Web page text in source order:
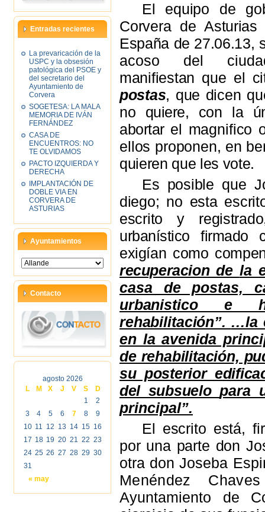
Entradas recientes
La prevaricación de la
USPC y la obsesión
patológica del PSOE y
del secretario del
Ayuntamiento de
Corvera
SOGETESA: LA MALA
MEMORIA DE IVÁN
FERNÁNDEZ
CASA DE
ENCUENTROS: NO
TE OLVIDAMOS
PACTO IZQUIERDA Y
DERECHA
IMPLANTACIÓN DE
DOBLE VIA EN
CORVERA DE
ASTURIAS
Ayuntamientos
Contacto
agosto 2026
L
M X J V S D
« may
1
2
3
4 5 6 7 8
9
10 11 12 13 14 15 16
17 18 19 20 21 22 23
24 25 26 27 28 29 30
31
El equipo de
Corvera de A
España de 27.06.13,
acoso del
manifiestan que el
postas, que dicen
no quiere, con la
abortar el magnifico
ellos proponen, en
quieren que les vote.
Es posible que
diego; no esta
escrito y
urbanístico firmado
exigían como
recuperacion de la
casa de postas,
urbanistico e
rehabilitación”. …la
en la avenida
de rehabilitación,
su posterior
del subsuelopara
principal”.
El escrito está,
por una parte don J
otra don Joseba
Menéndez
Ayuntamiento de